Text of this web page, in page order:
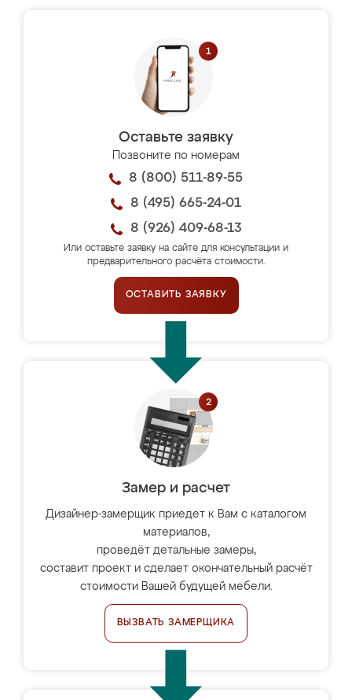
Оставьте заявку
Позвоните по номерам
8 (800) 511-89-55
8 (495) 665-24-01
8 (926) 409-68-13
Или оставьте заявку на сайте для консультации и
предварительного расчёта стоимости.
ОСТАВИТЬ ЗАЯВКУ
Замер и расчет
Дизайнер-замерщик приедет к Вам с каталогом
материалов,
проведёт детальные замеры,
составит проект и сделает окончательный расчёт
стоимости Вашей будущей мебели.
ВЫЗВАТЬ ЗАМЕРЩИКА